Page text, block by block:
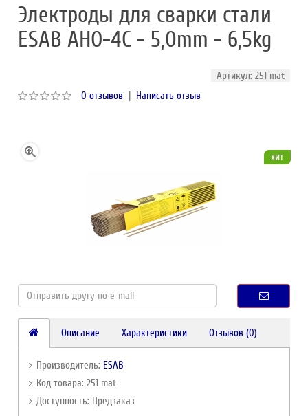
Электроды для сварки стали
ESAB АНО-4С - 5,0mm - 6,5kg
Артикул: 251 mat
0 отзывов | Написать отзыв
хит
Описание Характеристики Отзывов (0)
Производитель: ESAB
Код товара: 251 mat
Доступность: Предзаказ